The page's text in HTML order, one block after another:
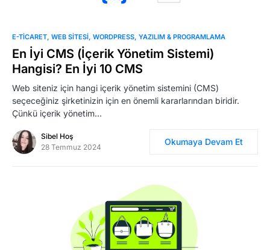
0
E-TICARET WEB SITESI WORDPRESS YAZILIM & PROGRAMLAMA
En İyi CMS (İçerik Yönetim Sistemi)
Hangisi? En İyi 10 CMS
Web siteniz için hangi içerik yönetim sistemini (CMS)
seçeceğiniz şirketinizin için en önemli kararlarından biridir.
Çünkü içerik yönetim…
Sibel Hoş
28 Temmuz 2024
Okumaya Devam Et